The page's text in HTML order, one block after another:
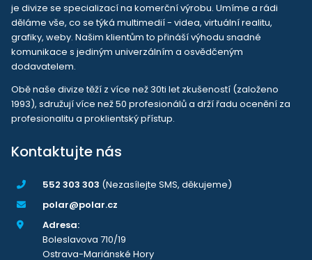
je divize se specializací na komerční výrobu. Umíme a rádi
děláme vše, co se týká multimedií - videa, virtuální realitu,
grafiky, weby. Našim klientům to přináší výhodu snadné
komunikace s jediným univerzálním a osvědčeným
dodavatelem.
Obě naše divize těží z více než 30ti let zkušeností (založeno
1993), sdružují více než 50 profesionálů a drží řadu ocenění za
profesionalitu a proklientský přístup.
Kontaktujte nás
552 303 303 (Nezasílejte SMS, děkujeme)
polar@polar.cz
Adresa:
Boleslavova 710/19
Ostrava-Mariánské Hory